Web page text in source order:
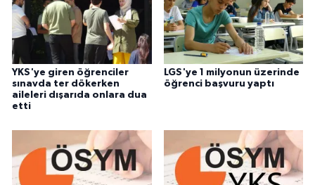
YKS'ye giren öğrenciler
sınavda ter dökerken
aileleri dışarıda onlara dua
etti
LGS'ye 1 milyonun üzerinde
öğrenci başvuru yaptı